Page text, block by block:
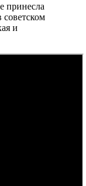
принесла
советском
и